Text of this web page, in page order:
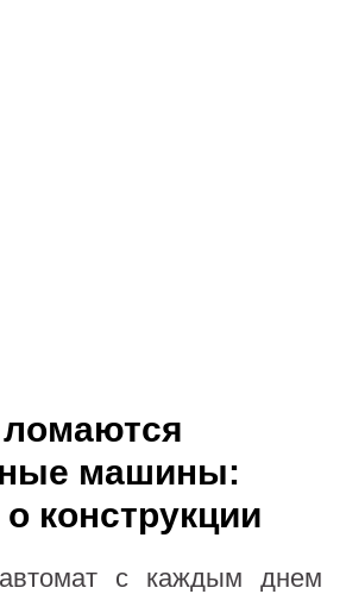
машины:
о конструкции
с каждым днем